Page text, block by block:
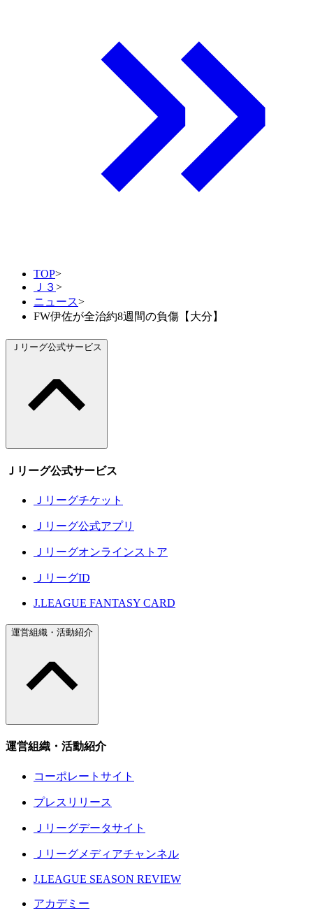
TOP>
Ｊ３>
ニュース>
FW伊佐が全治約8週間の負傷【大分】
Ｊリーグ公式サービス
Ｊリーグ公式サービス
Ｊリーグチケット
Ｊリーグ公式アプリ
Ｊリーグオンラインストア
ＪリーグID
J.LEAGUE FANTASY CARD
運営組織・活動紹介
運営組織・活動紹介
コーポレートサイト
プレスリリース
Ｊリーグデータサイト
Ｊリーグメディアチャンネル
J.LEAGUE SEASON REVIEW
アカデミー